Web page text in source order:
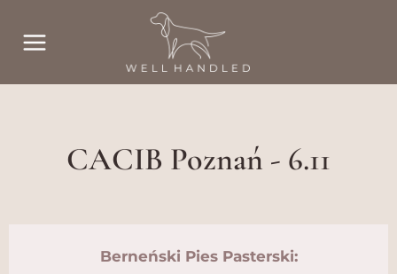
CACIB Poznań - 6.11
Berneński Pies Pasterski: